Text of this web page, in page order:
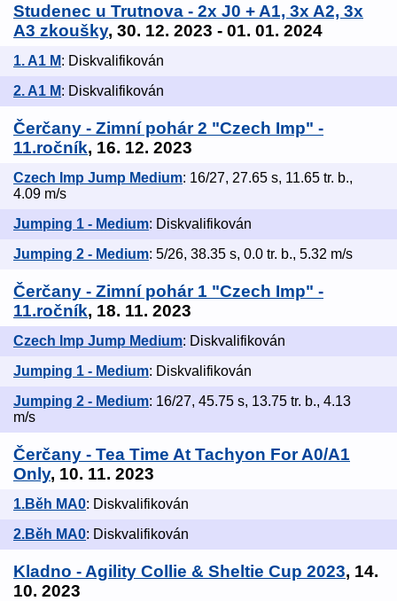
Studenec u Trutnova - 2x J0 + A1, 3x A2, 3x
A3 zkoušky, 30. 12. 2023 - 01. 01. 2024
1. A1 M: Diskvalifikován
2. A1 M: Diskvalifikován
Čerčany - Zimní pohár 2 "Czech Imp" -
11.ročník, 16. 12. 2023
Czech Imp Jump Medium: 16/27, 27.65 s, 11.65 tr. b.,
4.09 m/s
Jumping 1 - Medium: Diskvalifikován
Jumping 2 - Medium: 5/26, 38.35 s, 0.0 tr. b., 5.32 m/s
Čerčany - Zimní pohár 1 "Czech Imp" -
11.ročník, 18. 11. 2023
Czech Imp Jump Medium: Diskvalifikován
Jumping 1 - Medium: Diskvalifikován
Jumping 2 - Medium: 16/27, 45.75 s, 13.75 tr. b., 4.13
m/s
Čerčany - Tea Time At Tachyon For A0/A1
Only, 10. 11. 2023
1.Běh MA0: Diskvalifikován
2.Běh MA0: Diskvalifikován
Kladno - Agility Collie & Sheltie Cup 2023, 14.
10. 2023